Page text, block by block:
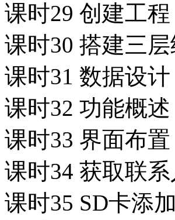
课时29 创建工程
课时30 搭建三
课时31 数据设计
课时32 功能概述
课时33 界面布置
课时34 获取联
课时35 SD卡添